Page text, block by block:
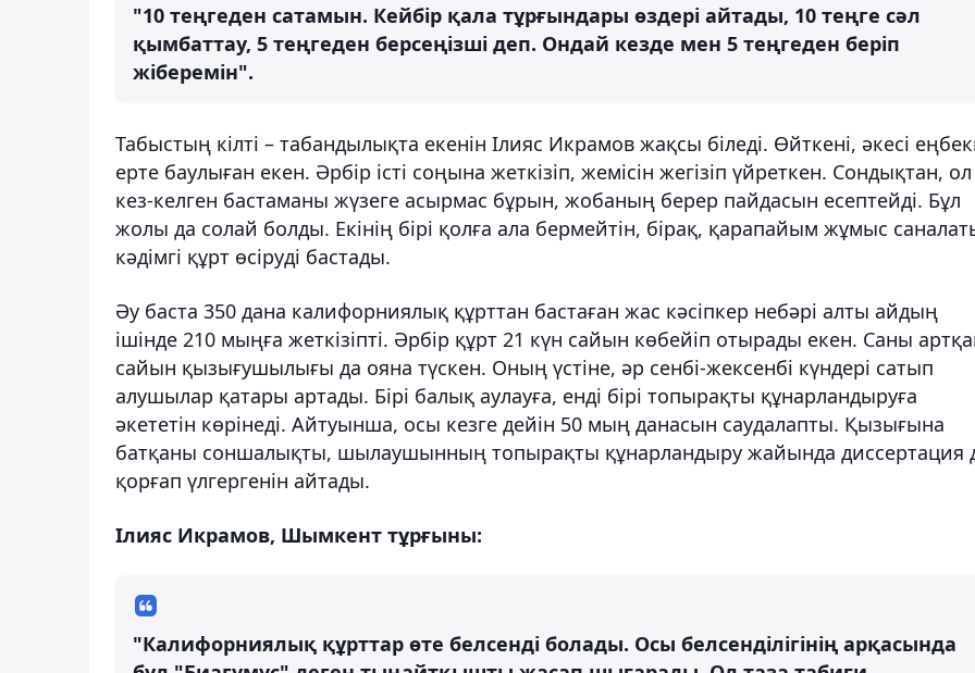
"10 теңгеден сатамын. Кейбір қала тұрғындары өздері айтады, 10 теңге сәл
қымбаттау, 5 теңгеден берсеңізші деп. Ондай кезде мен 5 теңгеден беріп
жіберемін".
Табыстың кілті – табандылықта екенін Ілияс Икрамов жақсы біледі. Өйткені, әкесі
ерте баулыған екен. Әрбір істі соңына жеткізіп, жемісін жегізіп үйреткен. Сондықтан, ол
кез-келген бастаманы жүзеге асырмас бұрын, жобаның берер пайдасын есептейді. Бұл
жолы да солай болды. Екінің бірі қолға ала бермейтін, бірақ, қарапайым жұмыс
кәдімгі құрт өсіруді бастады.
Әу баста 350 дана калифорниялық құрттан бастаған жас кәсіпкер небәрі алты айдың
ішінде 210 мыңға жеткізіпті. Әрбір құрт 21 күн сайын көбейіп отырады екен. Саны
сайын қызығушылығы да ояна түскен. Оның үстіне, әр сенбі-жексенбі күндері сатып
алушылар қатары артады. Бірі балық аулауға, енді бірі топырақты құнарландыруға
әкететін көрінеді. Айтуынша, осы кезге дейін 50 мың данасын саудалапты. Қызығына
батқаны соншалықты, шылаушынның топырақты құнарландыру жайында диссертация
қорғап үлгергенін айтады.
Ілияс Икрамов, Шымкент тұрғыны:
"Калифорниялық құрттар өте белсенді болады. Осы белсенділігінің арқасында